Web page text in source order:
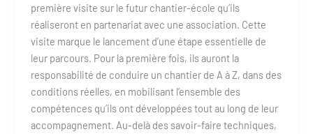
première visite sur le futur chantier-école qu’ils
réaliseront en partenariat avec une association. Cette
visite marque le lancement d’une étape essentielle de
leur parcours. Pour la première fois, ils auront la
responsabilité de conduire un chantier de A à Z, dans des
conditions réelles, en mobilisant l’ensemble des
compétences qu’ils ont développées tout au long de leur
accompagnement. Au-delà des savoir-faire techniques,